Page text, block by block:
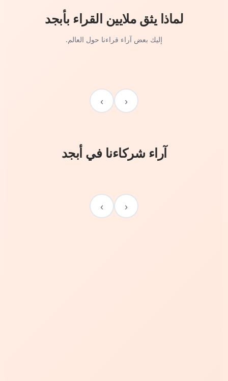
لماذا يثق ملايين القراء بأبجد
إليك بعض آراء قراءنا حول العالم.
‹
›
آراء شركاءنا في أبجد
‹
›